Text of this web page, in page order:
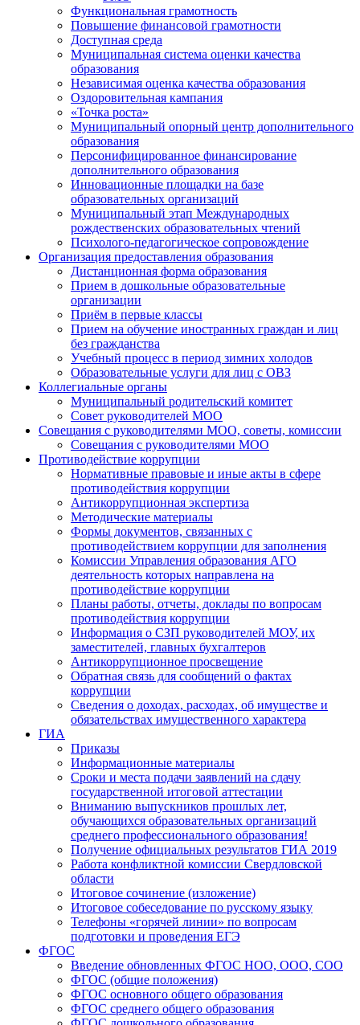
Функциональная грамотность
Повышение финансовой грамотности
Доступная среда
Муниципальная система оценки качества
образования
Независимая оценка качества образования
Оздоровительная кампания
«Точка роста»
Муниципальный опорный центр дополнительного
образования
Персонифицированное финансирование
дополнительного образования
Инновационные площадки на базе
образовательных организаций
Муниципальный этап Международных
рождественских образовательных чтений
Психолого-педагогическое сопровождение
Организация предоставления образования
Дистанционная форма образования
Прием в дошкольные образовательные
организации
Приём в первые классы
Прием на обучение иностранных граждан и лиц
без гражданства
Учебный процесс в период зимних холодов
Образовательные услуги для лиц с ОВЗ
Коллегиальные органы
Муниципальный родительский комитет
Совет руководителей МОО
Совещания с руководителями МОО, советы, комиссии
Совещания с руководителями МОО
Противодействие коррупции
Нормативные правовые и иные акты в сфере
противодействия коррупции
Антикоррупционная экспертиза
Методические материалы
Формы документов, связанных с
противодействием коррупции для заполнения
Комиссии Управления образования АГО
деятельность которых направлена на
противодействие коррупции
Планы работы, отчеты, доклады по вопросам
противодействия коррупции
Информация о СЗП руководителей МОУ, их
заместителей, главных бухгалтеров
Антикоррупционное просвещение
Обратная связь для сообщений о фактах
коррупции
Сведения о доходах, расходах, об имуществе и
обязательствах имущественного характера
ГИА
Приказы
Информационные материалы
Сроки и места подачи заявлений на сдачу
государственной итоговой аттестации
Вниманию выпускников прошлых лет,
обучающихся образовательных организаций
среднего профессионального образования!
Получение официальных результатов ГИА 2019
Работа конфликтной комиссии Свердловской
области
Итоговое сочинение (изложение)
Итоговое собеседование по русскому языку
Телефоны «горячей линии» по вопросам
подготовки и проведения ЕГЭ
ФГОС
Введение обновленных ФГОС НОО, ООО, СОО
ФГОС (общие положения)
ФГОС основного общего образования
ФГОС среднего общего образования